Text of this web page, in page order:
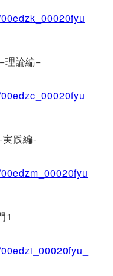
理論編−
践編-
1